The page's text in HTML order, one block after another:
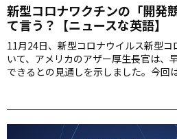
新型コロナワクチンの「開発
て言う？【ニュースな英語】
11月24日、新型コロナウイルス新型
いて、アメリカのアザー厚生長官は、
できるとの見通しを示しました。今回